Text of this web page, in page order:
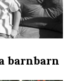
barnbarn